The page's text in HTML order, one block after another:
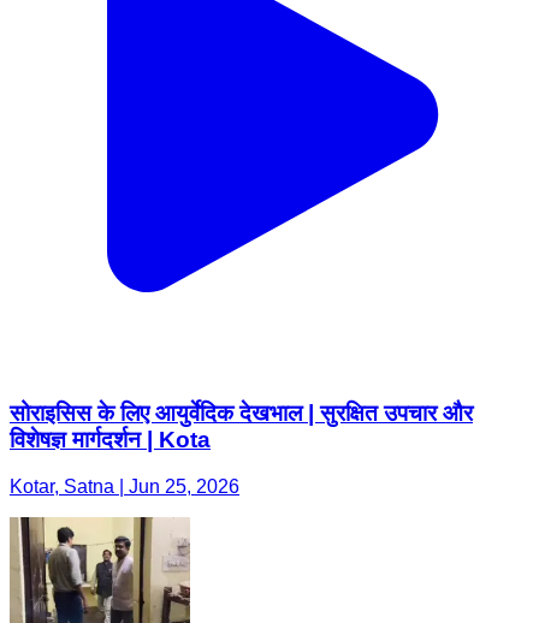
सोराइसिस के लिए आयुर्वेदिक देखभाल | सुरक्षित उपचार और
विशेषज्ञ मार्गदर्शन | Kota
Kotar, Satna | Jun 25, 2026